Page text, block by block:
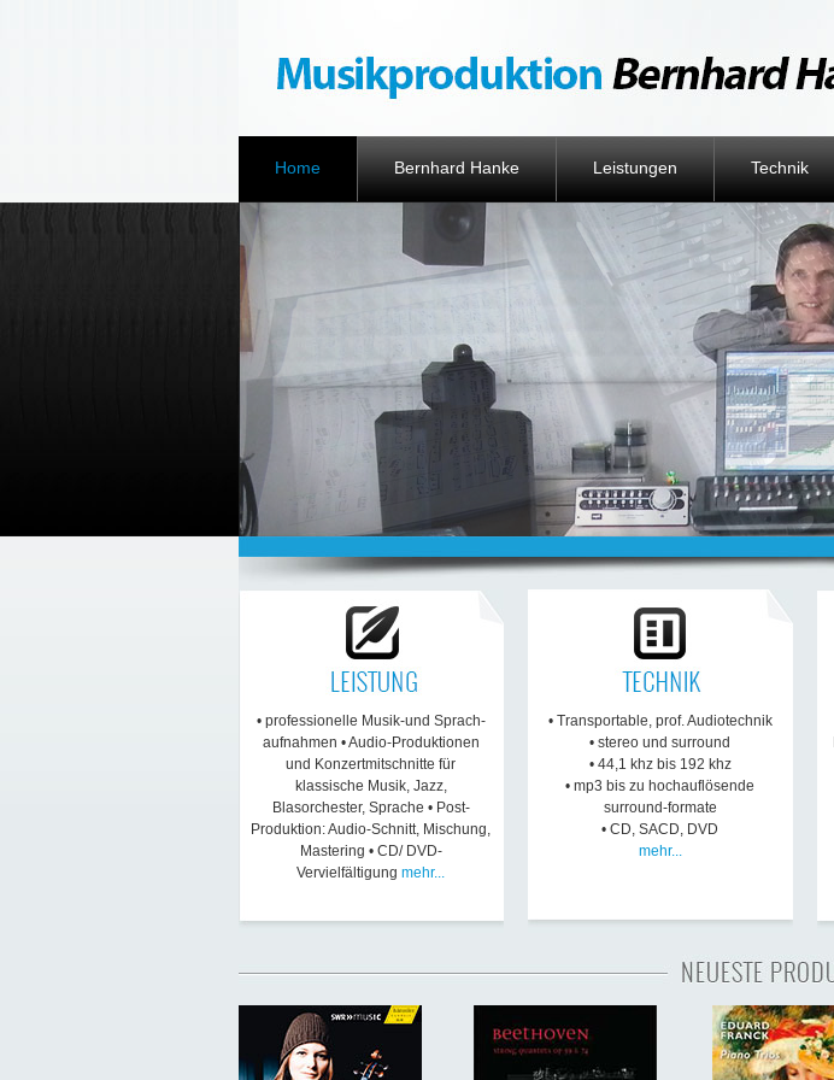
Home Bernhard Hanke Leistungen Technik
• professionelle Musik-und Sprach-
aufnahmen • Audio-Produktionen
und Konzertmitschnitte für
klassische Musik, Jazz,
Blasorchester, Sprache • Post-
Produktion: Audio-Schnitt, Mischung,
Mastering • CD/ DVD-
Vervielfältigung mehr...
• Transportable, prof. Audiotechnik
• stereo und surround
• 44,1 khz bis 192 khz
• mp3 bis zu hochauflösende
surround-formate
• CD, SACD, DVD
mehr...